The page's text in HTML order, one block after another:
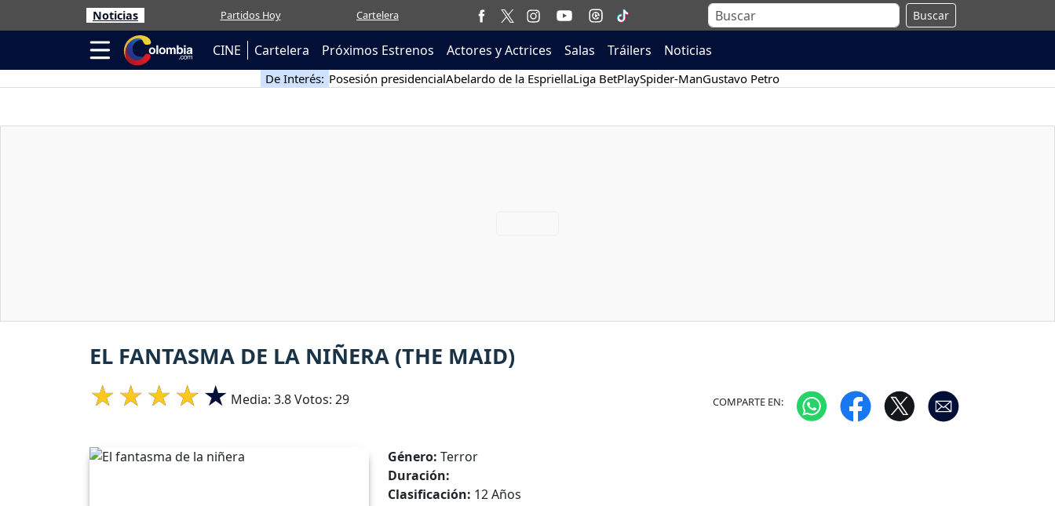
Noticias Partidos Hoy Cartelera Buscar
CINE Cartelera Próximos Estrenos Actores y Actrices Salas Tráilers Noticias
De Interés: Posesión presidencialAbelardo de la EspriellaLiga BetPlaySpider-ManGustavo Petro
EL FANTASMA DE LA NIÑERA (THE MAID)
Media: 3.8Votos: 29 COMPARTE EN:
Género: Terror
Duración:
Clasificación: 12 Años